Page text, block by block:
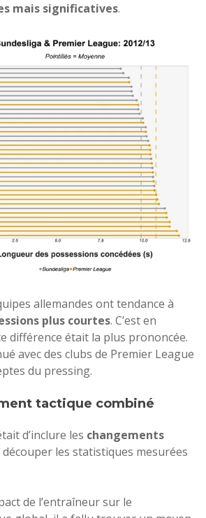
mais significatives.
allemandes ont tendance à
plus courtes. C’est en
différence était la plus prononcée.
avec des clubs de Premier League
du pressing.
tactique combiné
d’inclure les changements
découper les statistiques mesurées
de l’entraîneur sur le